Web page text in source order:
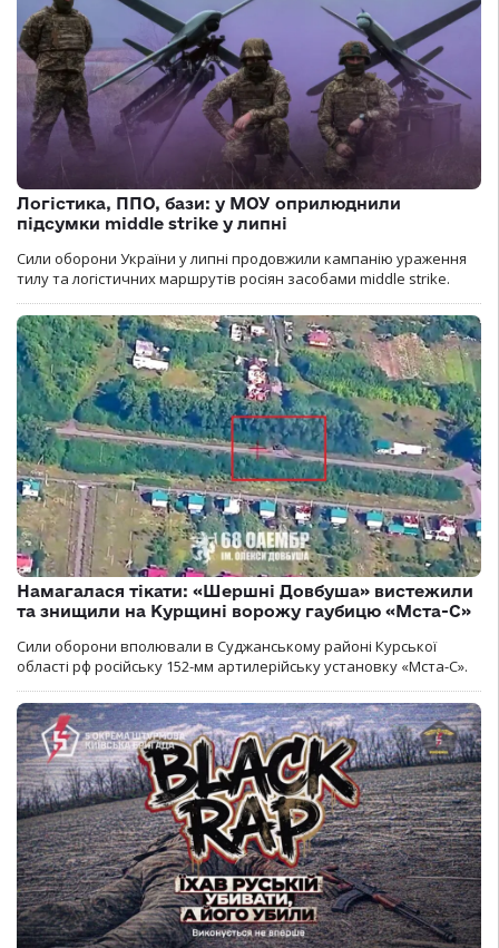
Логістика, ППО, бази: у МОУ оприлюднили
підсумки middle strike у липні
Сили оборони України у липні продовжили кампанію ураження
тилу та логістичних маршрутів росіян засобами middle strike.
Намагалася тікати: «Шершні Довбуша» вистежили
та знищили на Курщині ворожу гаубицю «Мста-С»
Сили оборони вполювали в Суджанському районі Курської
області рф російську 152-мм артилерійську установку «Мста-С».